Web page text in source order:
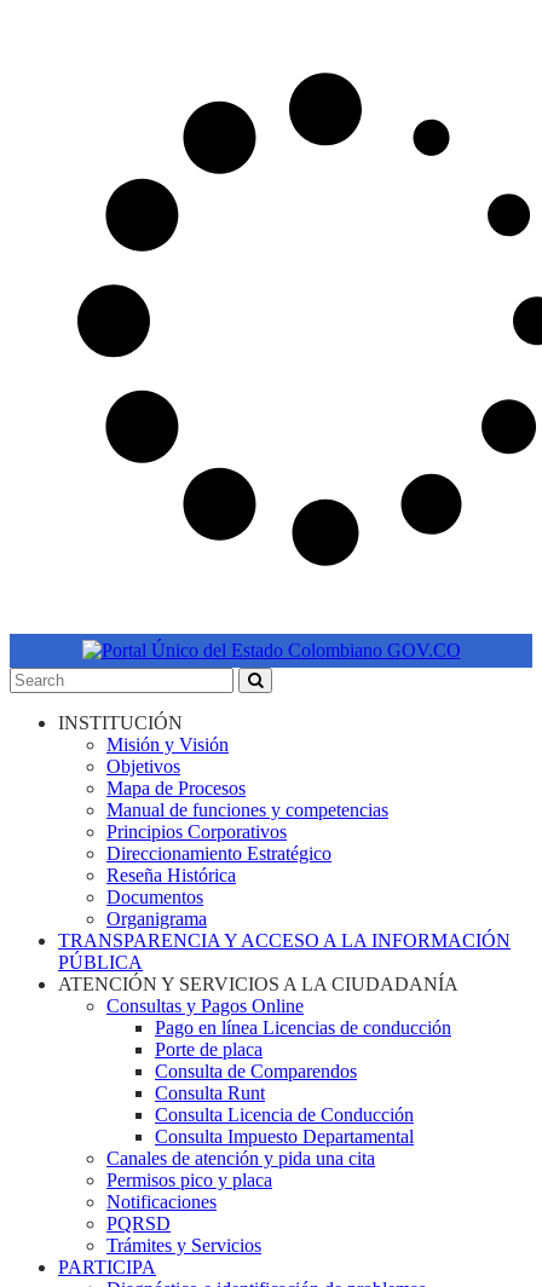
INSTITUCIÓN
Misión y Visión
Objetivos
Mapa de Procesos
Manual de funciones y competencias
Principios Corporativos
Direccionamiento Estratégico
Reseña Histórica
Documentos
Organigrama
TRANSPARENCIA Y ACCESO A LA INFORMACIÓN
PÚBLICA
ATENCIÓN Y SERVICIOS A LA CIUDADANÍA
Consultas y Pagos Online
Pago en línea Licencias de conducción
Porte de placa
Consulta de Comparendos
Consulta Runt
Consulta Licencia de Conducción
Consulta Impuesto Departamental
Canales de atención y pida una cita
Permisos pico y placa
Notificaciones
PQRSD
Trámites y Servicios
PARTICIPA